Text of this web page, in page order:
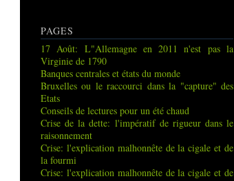
PAGES
17 Août: L"Allemagne en 2011 n'est pas la
Virginie de 1790
Banques centrales et états du monde
Bruxelles ou le raccourci dans la "capture" des
Etats
Conseils de lectures pour un été chaud
Crise de la dette: l'impératif de rigueur dans le
raisonnement
Crise: l'explication malhonnête de la cigale et de
la fourmi
Crise: l'explication malhonnête de la cigale et de